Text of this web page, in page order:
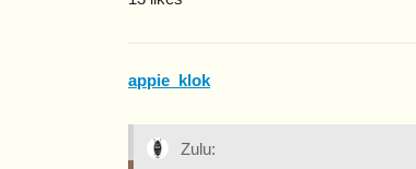
appie_klok
Zulu: